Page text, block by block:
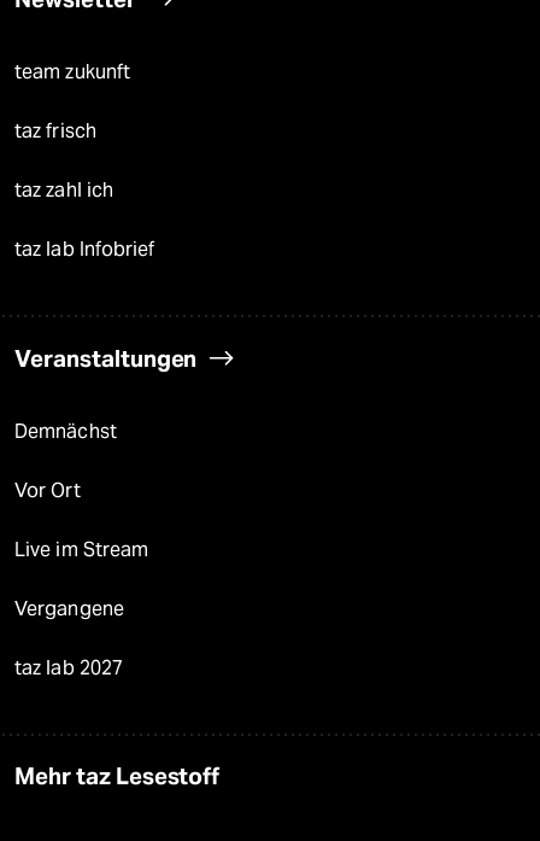
team zukunft
taz frisch
taz zahl ich
taz lab Infobrief
Veranstaltungen
Demnächst
Vor Ort
Live im Stream
Vergangene
taz lab 2027
Mehr taz Lesestoff